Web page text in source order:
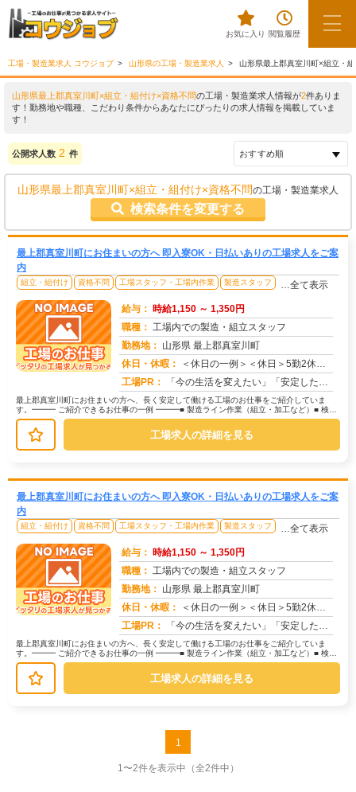
お気に入り 閲覧履歴
工場・製造業求人 コウジョブ 山形県の工場・製造業求人 山形県最上郡真室川町×組立・
山形県最上郡真室川町×組立・組付け×資格不問の工場・製造業求人情報が2件ありま
す！勤務地や職種、こだわり条件からあなたにぴったりの求人情報を掲載していま
す！
公開求人数 2 件
山形県最上郡真室川町×組立・組付け×資格不問の工場・製造業求人
検索条件を変更する
最上郡真室川町にお住まいの方へ 即入寮OK・日払いありの工場求人をご案
内
組立・組付け 資格不問 工場スタッフ・工場内作業 製造スタッフ …全て表示
給与： 時給1,150 ～ 1,350円
職種： 工場内での製造・組立スタッフ
勤務地： 山形県 最上郡真室川町
休日・休暇：
＜休日の一例＞＜休日＞5勤2休（工場カレンダーによる）★ＧＷ・夏季・年末年始休暇あり★有給休暇あり※配属先により休...
工場PR：
「今の生活を変えたい」「安定した収入がほしい」そんなあなたの想いに応えます。株式会社京栄センターは、工場・製造業に...
最上郡真室川町にお住まいの方へ、長く安定して働ける工場のお仕事をご紹介していま
す。━━━ ご紹介できるお仕事の一例 ━━━■ 製造ライン作業（組立・加工など）■ 検
査・検品（目視チェックなど）■...
工場求人の詳細を見る
最上郡真室川町にお住まいの方へ 即入寮OK・日払いありの工場求人をご案
内
組立・組付け 資格不問 工場スタッフ・工場内作業 製造スタッフ …全て表示
給与： 時給1,150 ～ 1,350円
職種： 工場内での製造・組立スタッフ
勤務地： 山形県 最上郡真室川町
休日・休暇：
＜休日の一例＞＜休日＞5勤2休（工場カレンダーによる）★ＧＷ・夏季・年末年始休暇あり★有給休暇あり※配属先により休...
工場PR：
「今の生活を変えたい」「安定した収入がほしい」そんなあなたの想いに応えます。株式会社京栄センターは、工場・製造業に...
最上郡真室川町にお住まいの方へ、長く安定して働ける工場のお仕事をご紹介していま
す。━━━ ご紹介できるお仕事の一例 ━━━■ 製造ライン作業（組立・加工など）■ 検
査・検品（目視チェックなど）■...
工場求人の詳細を見る
1
1〜2件を表示中 （全2件中）